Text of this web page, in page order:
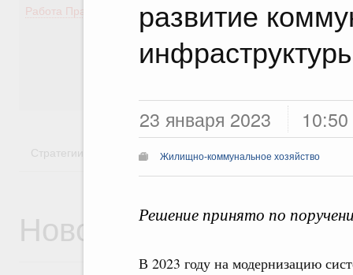
развитие
23 января 2023 10:50
Жилищно-коммунальное хозяйство
Решение принято по
В 2023 году на модернизацию
Работа Правительства
Демография
Здоровье
Культура
Стратегии Государственные программы
Новости